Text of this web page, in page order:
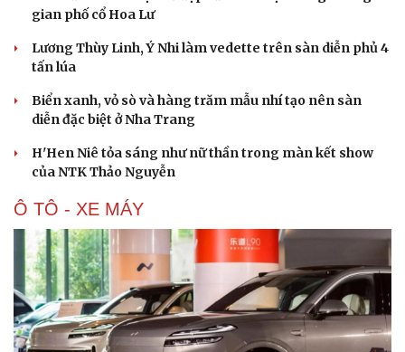
gian phố cổ Hoa Lư
Lương Thùy Linh, Ý Nhi làm vedette trên sàn diễn phủ 4
tấn lúa
Biển xanh, vỏ sò và hàng trăm mẫu nhí tạo nên sàn
diễn đặc biệt ở Nha Trang
H'Hen Niê tỏa sáng như nữ thần trong màn kết show
của NTK Thảo Nguyễn
Ô TÔ - XE MÁY